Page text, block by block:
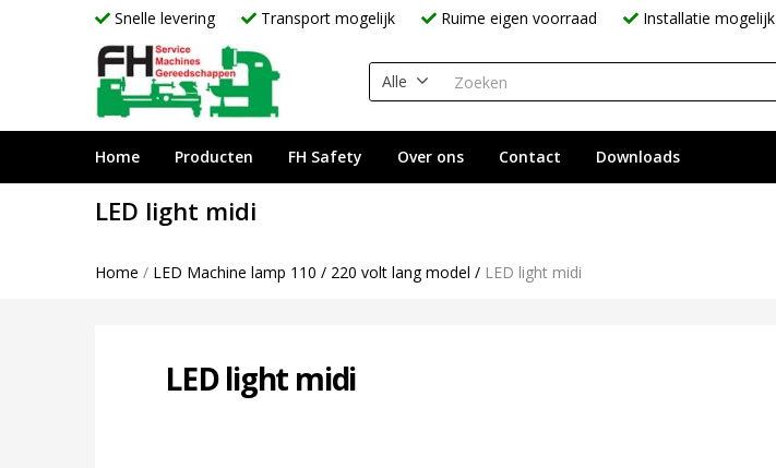
Snelle levering Transport mogelijk Ruime eigen voorraad Installatie mogelijk
Alle
Home Producten FH Safety Over ons Contact Downloads
LED light midi
Home / LED Machine lamp 110 / 220 volt lang model / LED light midi
LED light midi